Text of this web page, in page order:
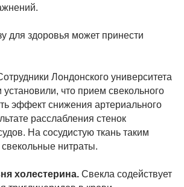
для здоровья может принести
Лондонского университета
что прием свекольного
эффект снижения артериального
расслабления стенок
На сосудистую ткань таким
нитраты.
холестерина. Свекла содействует